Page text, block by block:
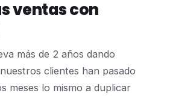
ventas con
más de 2 años dando
clientes han pasado
meses lo mismo a duplicar